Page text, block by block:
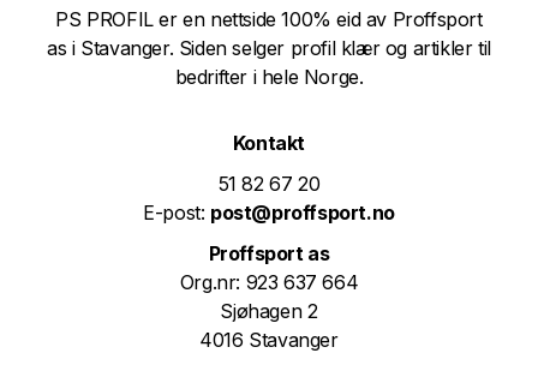
PS PROFIL er en nettside 100% eid av Proffsport
as i Stavanger. Siden selger profil klær og artikler til
bedrifter i hele Norge.
Kontakt
51 82 67 20
E-post: post@proffsport.no
Proffsport as
Org.nr: 923 637 664
Sjøhagen 2
4016 Stavanger